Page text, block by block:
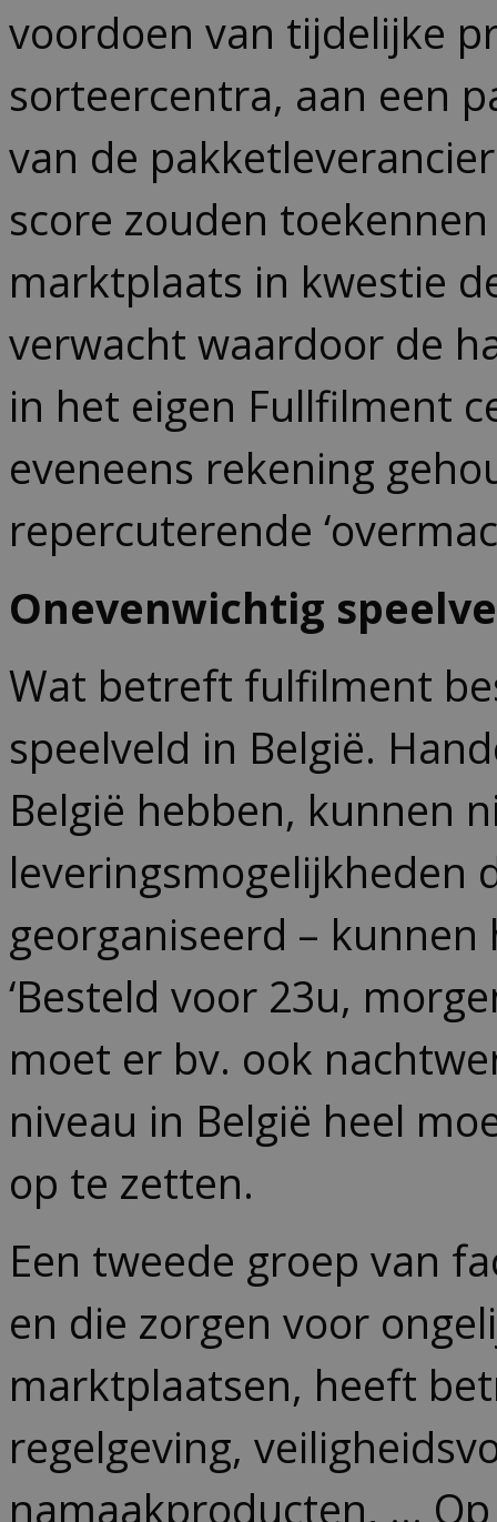
voordoen van tijdelijke
sorteercentra, aan een
van de
score zouden
marktplaats in kwestie
verwacht waardoor de
in het eigen Fullfilment
eveneens rekening
repercuterende
Onevenwichtig
Wat betreft fulfilment
speelveld in België.
België hebben, kunnen
leveringsmogelijkheden
georganiseerd –
‘Besteld voor 23u,
moet er bv. ook
niveau in België heel
op te zetten.
Een tweede groep van
en die zorgen voor
marktplaatsen, heeft
regelgeving,
namaakproducten, …